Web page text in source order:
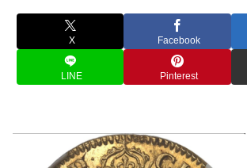
X Facebook
LINE Pinterest